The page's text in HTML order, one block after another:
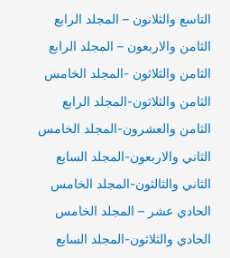
التاسع والثلانون – المجلد الرابع
الثامن والاربعون – المجلد الرابع
الثامن والثلاثون -المجلد الخامس
الثامن والثلاثون-المجلد الرابع
الثامن والعشرون-المجلد الخامس
الثاني والاربعون-المجلد السابع
الثاني والثالثون-المجلد الخامس
الحادي عشر – المجلد الخامس
الحادي والثلاثون-المجلد السابع